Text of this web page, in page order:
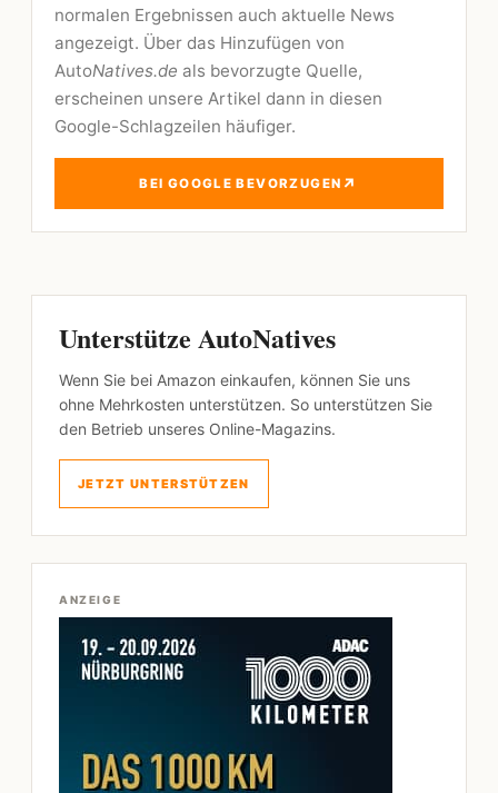
normalen Ergebnissen auch aktuelle News
angezeigt. Über das Hinzufügen von
AutoNatives.de als bevorzugte Quelle,
erscheinen unsere Artikel dann in diesen
Google-Schlagzeilen häufiger.
BEI GOOGLE BEVORZUGEN ↗
Unterstütze AutoNatives
Wenn Sie bei Amazon einkaufen, können Sie uns
ohne Mehrkosten unterstützen. So unterstützen Sie
den Betrieb unseres Online-Magazins.
JETZT UNTERSTÜTZEN
ANZEIGE